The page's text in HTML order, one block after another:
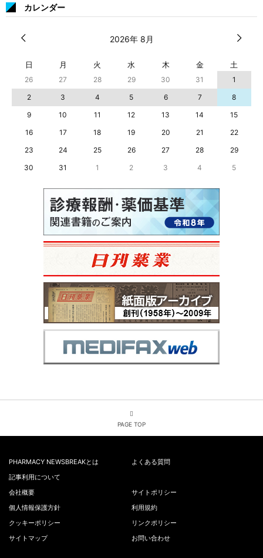
カレンダー
2026年 8月
日 月 火 水 木 金 土
26 27 28 29 30 31
1
2
3 4 5 6 7
8
9
10 11 12 13 14
15
16
17 18 19 20 21
22
23
24 25 26 27 28
29
30
31 1 2 3 4 5
PAGE TOP
PHARMACY NEWSBREAKとは
よくある質問
記事利用について
会社概要
サイトポリシー
個人情報保護方針
利用規約
クッキーポリシー
リンクポリシー
サイトマップ
お問い合わせ